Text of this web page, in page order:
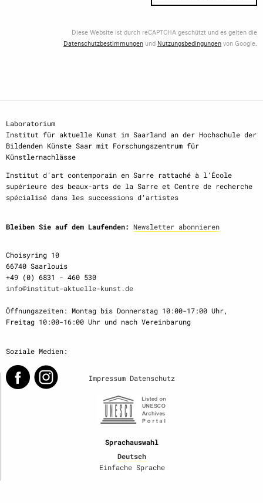
Diese Website ist durch reCAPTCHA geschützt und es gelten die
Datenschutzbestimmungen und Nutzungsbedingungenvon Google.
Laboratorium
Institut für aktuelle Kunst im Saarland an der Hochschule der
Bildenden Künste Saar mit Forschungszentrum für
Künstlernachlässe
Institut d‘art contemporain en Sarre rattaché à l‘École
supérieure des beaux-arts de la Sarre et Centre de recherche
spécialisé dans les successions d‘artistes
Bleiben Sie auf dem Laufenden: Newsletter abonnieren
Choisyring 10
66740 Saarlouis
+49 (0) 6831 - 460 530
info@institut-aktuelle-kunst.de
Öffnungszeiten: Montag bis Donnerstag 10:00-17:00 Uhr,
Freitag 10:00-16:00 Uhr und nach Vereinbarung
Soziale Medien:
Impressum Datenschutz
Sprachauswahl
Deutsch
Einfache Sprache